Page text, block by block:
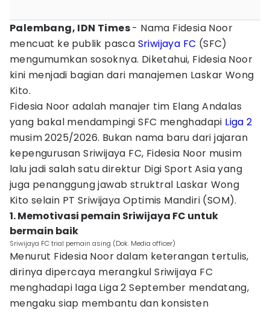
Palembang, IDN Times- Nama Fidesia Noor
mencuat ke publik pasca Sriwijaya FC (SFC)
mengumumkan sosoknya. Diketahui, Fidesia Noor
kini menjadi bagian dari manajemen Laskar Wong
Kito.
Fidesia Noor adalah manajer tim Elang Andalas
yang bakal mendampingi SFC menghadapi Liga 2
musim 2025/2026. Bukan nama baru dari jajaran
kepengurusan Sriwijaya FC, Fidesia Noor musim
lalu jadi salah satu direktur Digi Sport Asia yang
juga penanggung jawab struktral Laskar Wong
Kito selain PT Sriwijaya Optimis Mandiri (SOM).
1. Memotivasi pemain Sriwijaya FC untuk
bermain baik
Sriwijaya FC trial pemain asing (Dok. Media officer)
Menurut Fidesia Noor dalam keterangan tertulis,
dirinya dipercaya merangkul Sriwijaya FC
menghadapi laga Liga 2 September mendatang,
mengaku siap membantu dan konsisten